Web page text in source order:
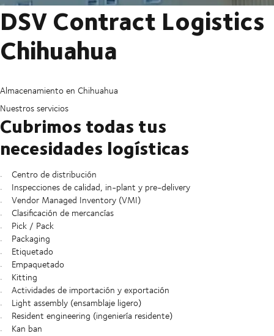
DSV Contract Logistics
Chihuahua
Almacenamiento en Chihuahua
Nuestros servicios
Cubrimos todas tus
necesidades logísticas
Centro de distribución
Inspecciones de calidad, in-plant y pre-delivery
Vendor Managed Inventory (VMI)
Clasificación de mercancías
Pick / Pack
Packaging
Etiquetado
Empaquetado
Kitting
Actividades de importación y exportación
Light assembly (ensamblaje ligero)
Resident engineering (ingeniería residente)
Kan ban